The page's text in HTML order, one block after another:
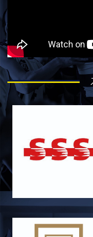
2026/07/28
2026/07/27
ラストイヤーに
2026/07/25
ラストイヤーに
ラストイヤーに
2026/06/27
【Rits Familyの
6月21日 京都大